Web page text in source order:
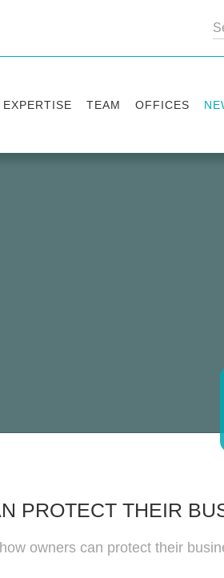
EXPERTISE TEAM OFFICES
PROTECT THEIR
owners can protect their